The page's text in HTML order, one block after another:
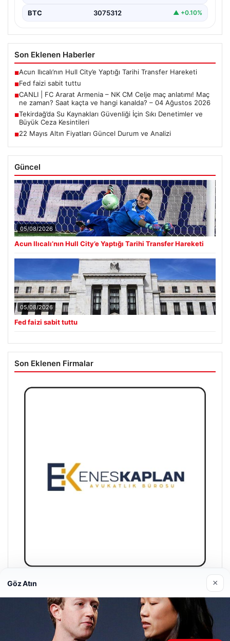
BTC 3075312 ▲ +0.10%
Son Eklenen Haberler
■Acun Ilıcalı’nın Hull City’e Yaptığı Tarihi Transfer Hareketi
■Fed faizi sabit tuttu
■CANLI | FC Ararat Armenia – NK CM Celje maç anlatımı! Maç
ne zaman? Saat kaçta ve hangi kanalda? – 04 Ağustos 2026
■Tekirdağ’da Su Kaynakları Güvenliği İçin Sıkı Denetimler ve
Büyük Ceza Kesintileri
■22 Mayıs Altın Fiyatları Güncel Durum ve Analizi
Güncel
05/08/2026
Acun Ilıcalı’nın Hull City’e Yaptığı Tarihi Transfer Hareketi
05/08/2026
Fed faizi sabit tuttu
Son Eklenen Firmalar
Enes Kaplan Avukatlık Bürosu
28/04/2026
Göz Atın ×